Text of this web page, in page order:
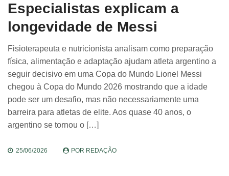
Especialistas explicam a
longevidade de Messi
Fisioterapeuta e nutricionista analisam como preparação
física, alimentação e adaptação ajudam atleta argentino a
seguir decisivo em uma Copa do Mundo Lionel Messi
chegou à Copa do Mundo 2026 mostrando que a idade
pode ser um desafio, mas não necessariamente uma
barreira para atletas de elite. Aos quase 40 anos, o
argentino se tornou o […]
25/06/2026 POR REDAÇÃO